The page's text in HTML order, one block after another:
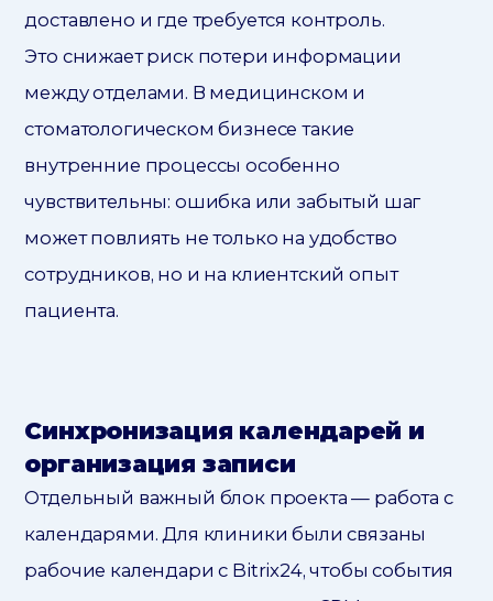
доставлено и где требуется контроль.
Это снижает риск потери информации
между отделами. В медицинском и
стоматологическом бизнесе такие
внутренние процессы особенно
чувствительны: ошибка или забытый шаг
может повлиять не только на удобство
сотрудников, но и на клиентский опыт
пациента.
Синхронизация календарей и
организация записи
Отдельный важный блок проекта — работа с
календарями. Для клиники были связаны
рабочие календари с Bitrix24, чтобы события